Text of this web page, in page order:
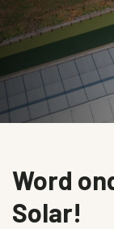
Word
Solar!